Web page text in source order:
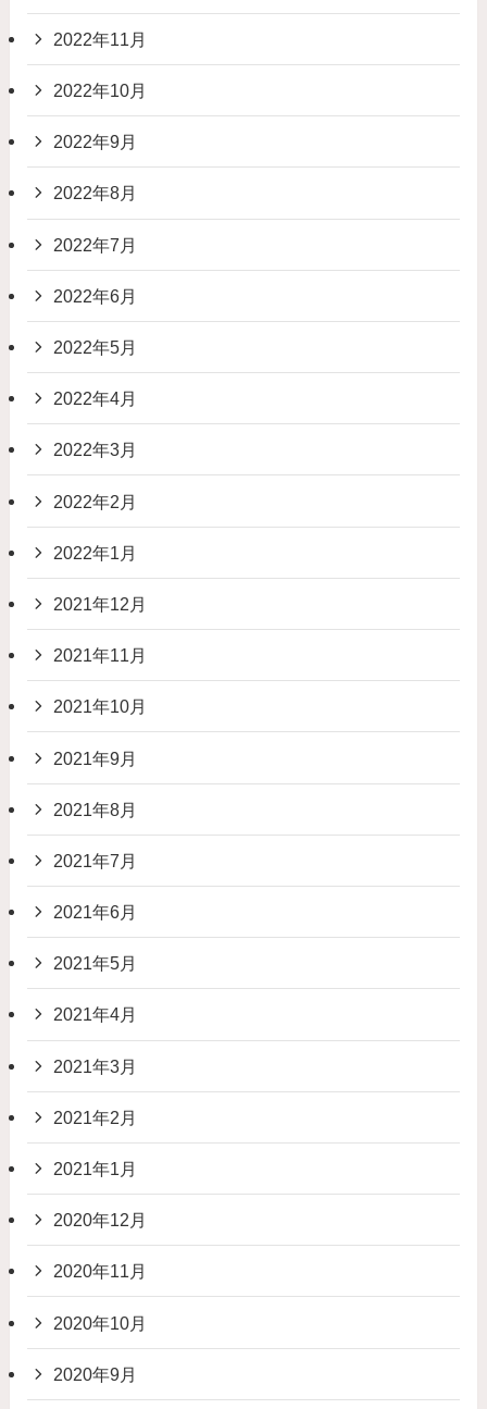
2022年11月
2022年10月
2022年9月
2022年8月
2022年7月
2022年6月
2022年5月
2022年4月
2022年3月
2022年2月
2022年1月
2021年12月
2021年11月
2021年10月
2021年9月
2021年8月
2021年7月
2021年6月
2021年5月
2021年4月
2021年3月
2021年2月
2021年1月
2020年12月
2020年11月
2020年10月
2020年9月